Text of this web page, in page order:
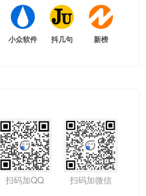
小众软件 抖几句 新榜
扫码加QQ 扫码加微信